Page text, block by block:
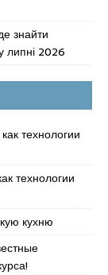
знайти
липні 2026
технологии
технологии
кухню